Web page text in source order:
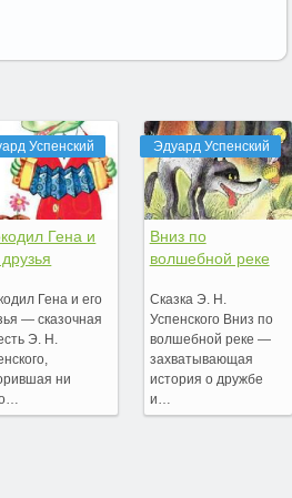
Успенский
Гена и
Гена и его
— сказочная
Э. Н.
ни
Эдуард Успенский
Вниз по
волшебной реке
Сказка Э. Н.
Успенского Вниз по
волшебной реке —
захватывающая
история о дружбе
и…